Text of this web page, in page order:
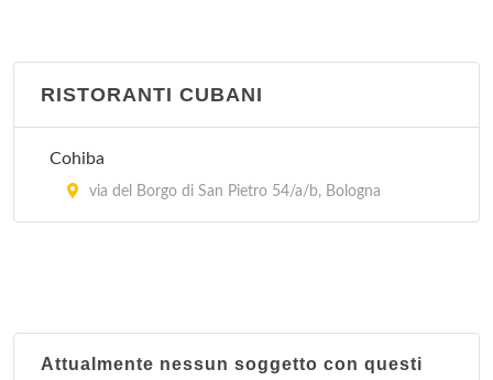
RISTORANTI CUBANI
Cohiba
via del Borgo di San Pietro 54/a/b, Bologna
Attualmente nessun soggetto con questi